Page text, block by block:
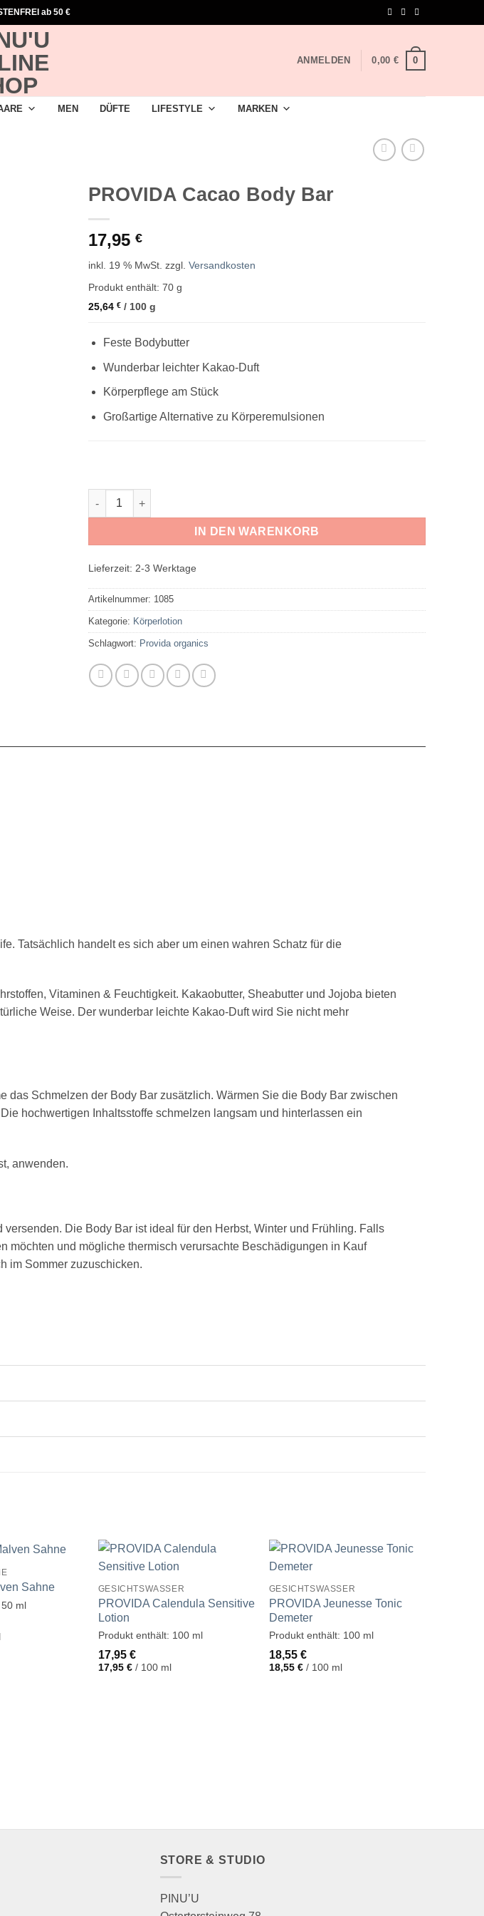
ab 50 €
ANMELDEN 0,00 € 0
MEN DÜFTE LIFESTYLE MARKEN
PROVIDA Cacao Body Bar
17,95 €
inkl. 19 % MwSt. zzgl. Versandkosten
Produkt enthält: 70 g
25,64 €/ 100 g
Feste Bodybutter
Wunderbar leichter Kakao-Duft
Körperpflege am Stück
Großartige Alternative zu Körperemulsionen
PROVIDA Cacao Body Bar Menge
IN DEN WARENKORB
Lieferzeit: 2-3 Werktage
Artikelnummer: 1085
Kategorie: Körperlotion
Schlagwort: Provida organics
Tatsächlich handelt es sich aber um einen wahren Schatz für die
Vitaminen & Feuchtigkeit. Kakaobutter, Sheabutter und Jojoba bieten
Weise. Der wunderbar leichte Kakao-Duft wird Sie nicht mehr
Schmelzen der Body Bar zusätzlich. Wärmen Sie die Body Bar zwischen
hochwertigen Inhaltsstoffe schmelzen langsam und hinterlassen ein
anwenden.
Die Body Bar ist ideal für den Herbst, Winter und Frühling. Falls
möchten und mögliche thermisch verursachte Beschädigungen in Kauf
im Sommer zuzuschicken.
Sahne
ml
GESICHTSWASSER
PROVIDA Calendula Sensitive
Lotion
Produkt enthält: 100 ml
17,95 €
17,95 €/ 100 ml
GESICHTSWASSER
PROVIDA Jeunesse Tonic
Demeter
Produkt enthält: 100 ml
18,55 €
18,55 €/ 100 ml
STORE & STUDIO
PINU’U